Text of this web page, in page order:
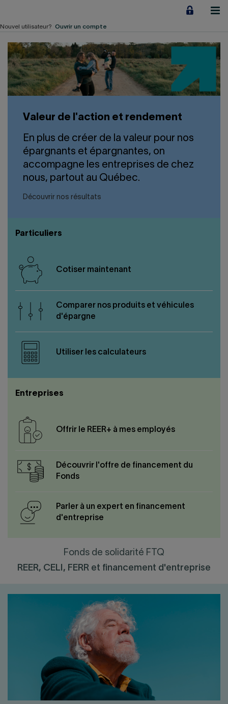
contenu
Particuliers
Employeurs
Financement d'entreprise
Notre Impact
À propos
LIENS RAPIDES
Nous joindre
Nouvel utilisateur? Ouvrir un compte
Valeur de l'action et rendement
En plus de créer de la valeur pour nos
épargnants et épargnantes, on
accompagne les entreprises de chez
nous, partout au Québec.
Découvrir nos résultats
Particuliers
Cotiser maintenant
Comparer nos produits et véhicules
d'épargne
Utiliser les calculateurs
Entreprises
Offrir le REER+ à mes employés
Découvrir l'offre de financement du
Fonds
Parler à un expert en financement
d'entreprise
Fonds de solidarité FTQ
REER, CELI, FERR et financement d'entreprise